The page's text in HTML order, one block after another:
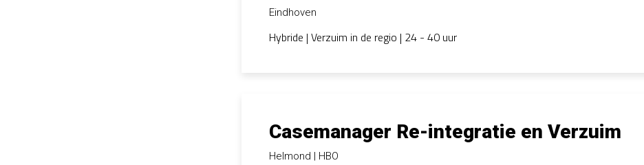
Eindhoven
Hybride | Verzuim in de regio | 24 - 40 uur
Casemanager Re-integratie en Verzuim
Helmond HBO